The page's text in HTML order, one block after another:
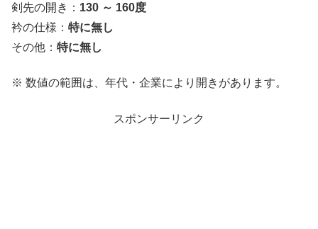
剣先の開き： 130 ～ 160度
衿の仕様： 特に無し
その他： 特に無し
※ 数値の範囲は、年代・企業により開きがあります。
スポンサーリンク